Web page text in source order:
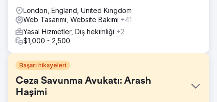
London, England, United Kingdom
Web Tasarımı, Website Bakımı +41
Yasal Hizmetler, Diş hekimliği +2
$1,000 - 2,500
Başarı hikayeleri
Ceza Savunma Avukatı: Arash
Haşimi